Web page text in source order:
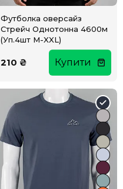
Футболка оверсайз
Стрейч Однотонна 4600м
(Уп.4шт M-XXL)
210 ₴ Купити